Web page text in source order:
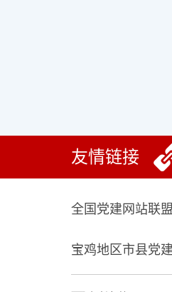
友情链接
全国党建网站联盟
宝鸡地区市县党建